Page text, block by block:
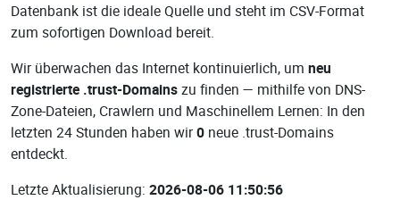
Datenbank ist die ideale Quelle und steht im CSV-Format
zum sofortigen Download bereit.
Wir überwachen das Internet kontinuierlich, um neu
registrierte .trust-Domainszu finden — mithilfe von DNS-
Zone-Dateien, Crawlern und Maschinellem Lernen: In den
letzten 24 Stunden haben wir0 neue .trust-Domains
entdeckt.
Letzte Aktualisierung: 2026-08-06 11:50:56